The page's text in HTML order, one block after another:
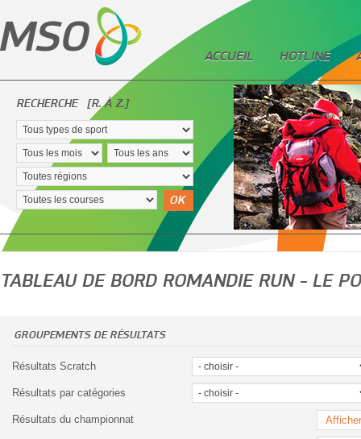
ACCUEIL HOTLINE
RECHERCHE [R. À Z.]
OK
TABLEAU DE BORD ROMANDIE RUN - LE
GROUPEMENTS DE RÉSULTATS
Résultats Scratch
Résultats par catégories
Résultats du championnat Afficher